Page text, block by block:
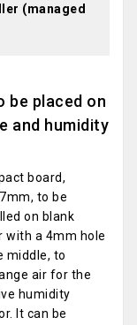
(managed
be placed on
and humidity
board,
to be
on blank
with a 4mm hole
middle, to
air for the
humidity
It can be